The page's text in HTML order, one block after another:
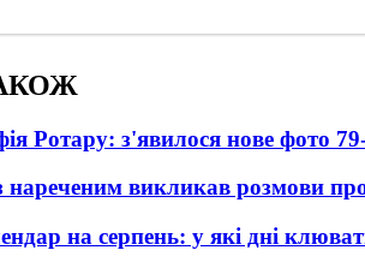
Ротару: з'явилося нове фото
нареченим викликав розмови
на серпень: у які дні